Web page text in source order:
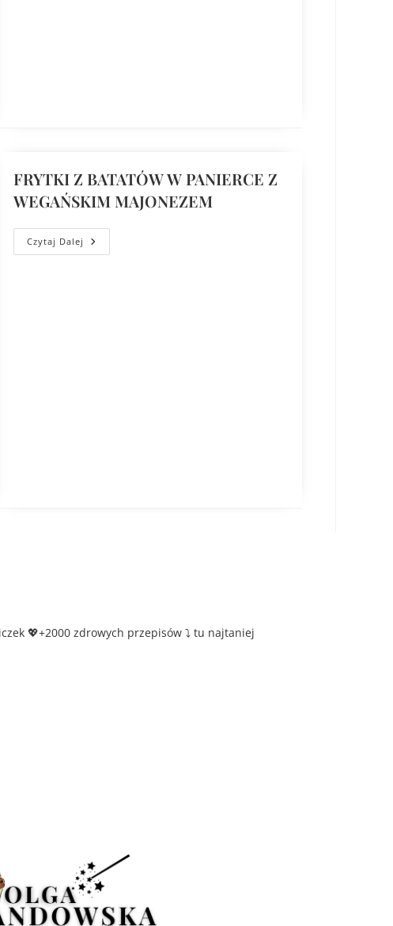
FRYTKI Z BATATÓW W PANIERCE Z
WEGAŃSKIM MAJONEZEM
Czytaj Dalej
💖+2000 zdrowych przepisów ⤵️ tu najtaniej